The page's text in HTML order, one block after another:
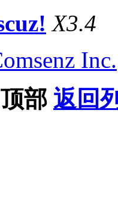
X3.4
Inc.
部 返回